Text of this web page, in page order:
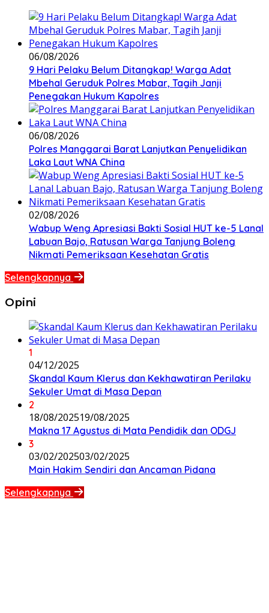
06/08/2026
9 Hari Pelaku Belum Ditangkap! Warga Adat
Mbehal Geruduk Polres Mabar, Tagih Janji
Penegakan Hukum Kapolres
06/08/2026
Polres Manggarai Barat Lanjutkan Penyelidikan
Laka Laut WNA China
02/08/2026
Wabup Weng Apresiasi Bakti Sosial HUT ke-5 Lanal
Labuan Bajo, Ratusan Warga Tanjung Boleng
Nikmati Pemeriksaan Kesehatan Gratis
Selengkapnya
Opini
1
04/12/2025
Skandal Kaum Klerus dan Kekhawatiran Perilaku
Sekuler Umat di Masa Depan
2
18/08/202519/08/2025
Makna 17 Agustus di Mata Pendidik dan ODGJ
3
03/02/202503/02/2025
Main Hakim Sendiri dan Ancaman Pidana
Selengkapnya